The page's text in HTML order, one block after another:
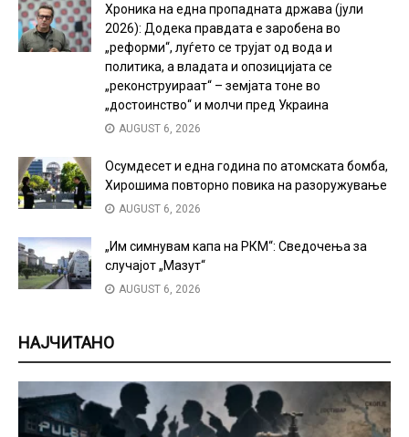
Хроника на една пропадната држава (јули
2026): Додека правдата е заробена во
„реформи“, луѓето се трујат од вода и
политика, а владата и опозицијата се
„реконструираат“ – земјата тоне во
„достоинство“ и молчи пред Украина
AUGUST 6, 2026
Осумдесет и една година по атомската бомба,
Хирошима повторно повика на разоружување
AUGUST 6, 2026
„Им симнувам капа на РКМ“: Сведочења за
случајот „Мазут“
AUGUST 6, 2026
НАЈЧИТАНО